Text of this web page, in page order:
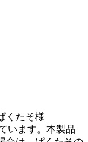
くたそ様
います。本製品